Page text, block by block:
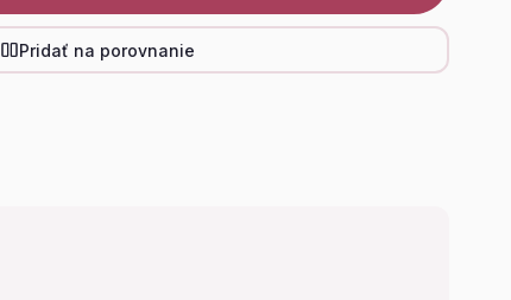
Pridať na porovnanie